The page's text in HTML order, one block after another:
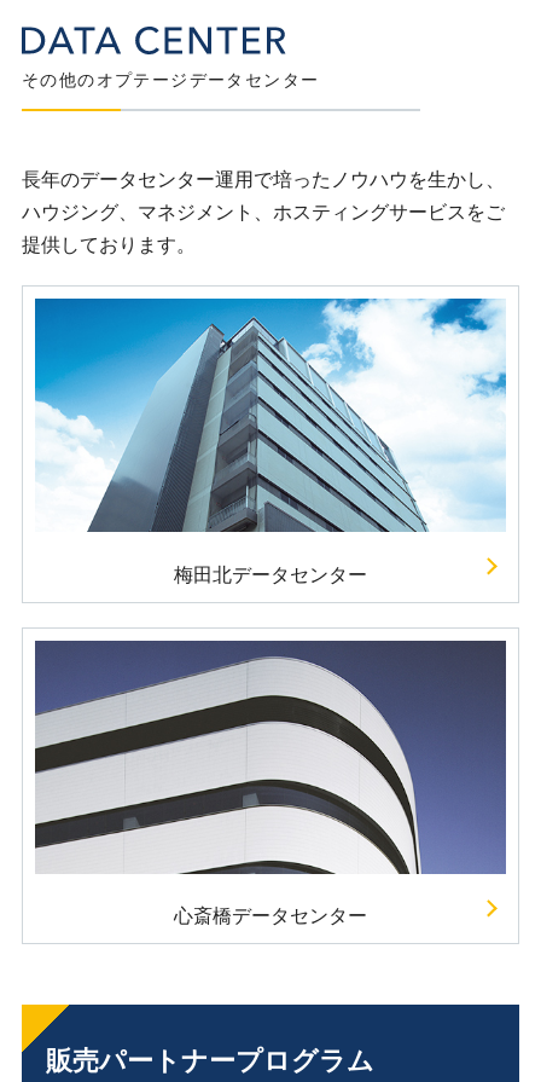
その他のオプテージデータセンター
長年のデータセンター運用で培ったノウハウを生かし、
ハウジング、マネジメント、ホスティングサービスをご
提供しております。
梅田北データセンター
心斎橋データセンター
販売パートナープログラム